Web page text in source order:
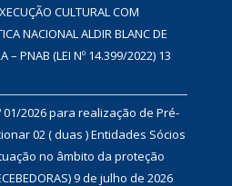
CULTURAL COM
NACIONAL ALDIR BLANC DE
– PNAB (LEI Nº 14.399/2022) 13
01/2026 para realização de Pré-
02 ( duas ) Entidades Sócios
no âmbito da proteção
9 de julho de 2026